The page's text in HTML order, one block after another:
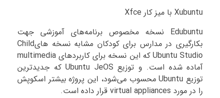
Xubuntu با میز کار Xfce
Edubuntu نسخه مخصوص برنامه‌های آموزشی جهت
بکارگیری در مدارس برای کودکان مشابه نسخه هایChild
Ubuntu Studio که این نسخه برای کاربردهای multimedia
آماده شده است. و توزیع Ubuntu JeOS که جدیدترین
توزیع Ubuntu محسوب می‌شود، این پروژه بیشتر اسکوپش
را در مورد virtual appliances قرار داده است.